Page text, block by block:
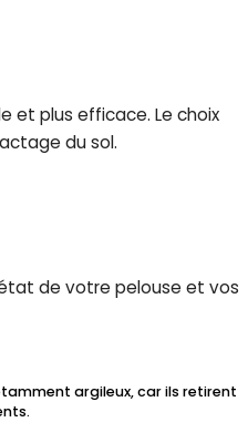
et plus efficace. Le choix
du sol.
de votre pelouse et vos
argileux, car ils retirent